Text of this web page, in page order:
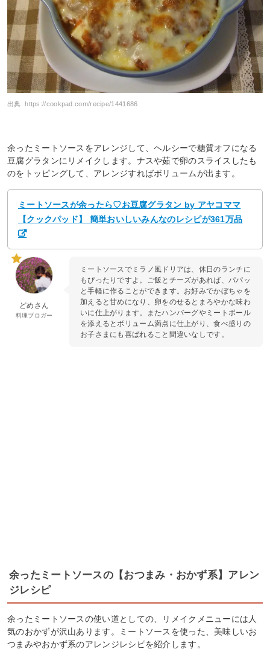
出典: https://cookpad.com/recipe/1441686
余ったミートソースをアレンジして、ヘルシーで糖質オフになる
豆腐グラタンにリメイクします。ナスや茹で卵のスライスしたも
のをトッピングして、アレンジすればボリュームが出ます。
ミートソースが余ったら♡お豆腐グラタン by アヤコママ
【クックパッド】 簡単おいしいみんなのレシピが361万品
どめさん
料理ブロガー
ミートソースでミラノ風ドリアは、休日のランチに
もぴったりですよ。ご飯とチーズがあれば、パパッ
と手軽に作ることができます。お好みでかぼちゃを
加えると甘めになり、卵をのせるとまろやかな味わ
いに仕上がります。またハンバーグやミートボール
を添えるとボリューム満点に仕上がり、食べ盛りの
お子さまにも喜ばれること間違いなしです。
余ったミートソースの【おつまみ・おかず系】アレン
ジレシピ
余ったミートソースの使い道としての、リメイクメニューには人
気のおかずが沢山あります。ミートソースを使った、美味しいお
つまみやおかず系のアレンジレシピを紹介します。